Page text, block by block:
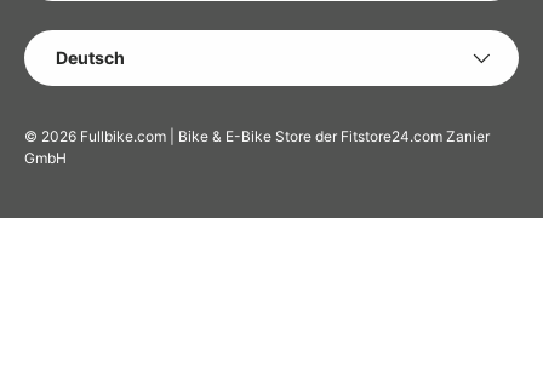
SPRACHE
Deutsch
© 2026 Fullbike.com | Bike & E-Bike Store der Fitstore24.com Zanier
GmbH